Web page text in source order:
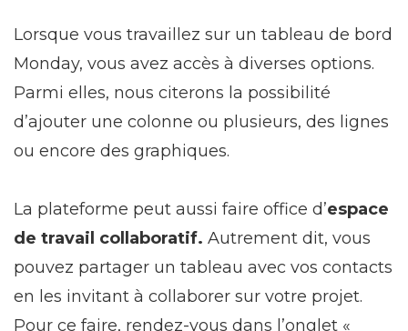
Lorsque vous travaillez sur un tableau de bord
Monday, vous avez accès à diverses options.
Parmi elles, nous citerons la possibilité
d’ajouter une colonne ou plusieurs, des lignes
ou encore des graphiques.
La plateforme peut aussi faire office d’espace
de travail collaboratif. Autrement dit, vous
pouvez partager un tableau avec vos contacts
en les invitant à collaborer sur votre projet.
Pour ce faire, rendez-vous dans l’onglet «